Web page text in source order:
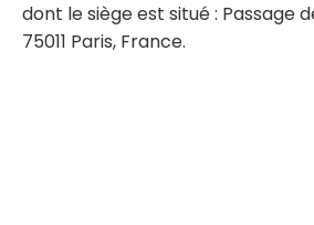
dont le siège est situé : Passage
75011 Paris, France.